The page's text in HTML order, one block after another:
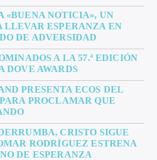
«BUENA NOTICIA», UN
LLEVAR ESPERANZA EN
DE ADVERSIDAD
A LA 57.ª EDICIÓN
DOVE AWARDS
PRESENTA ECOS DEL
PROCLAMAR QUE
CRISTO SIGUE
RODRÍGUEZ ESTRENA
DE ESPERANZA